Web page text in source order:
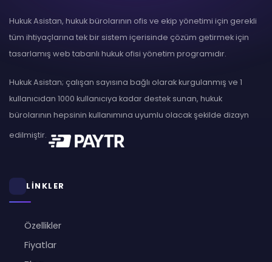
Hukuk Asistan, hukuk bürolarının ofis ve ekip yönetimi için gerekli
tüm ihtiyaçlarına tek bir sistem içerisinde çözüm getirmek için
tasarlamış web tabanlı hukuk ofisi yönetim programıdır.
Hukuk Asistan; çalışan sayısına bağlı olarak kurgulanmış ve 1
kullanıcıdan 1000 kullanıcıya kadar destek sunan, hukuk
bürolarının hepsinin kullanımına uyumlu olacak şekilde dizayn
edilmiştir.
LİNKLER
Özellikler
Fiyatlar